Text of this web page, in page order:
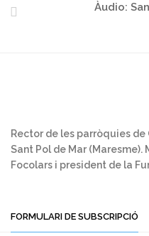
Àudio:
Rector de les parròquies
Sant Pol de Mar
Focolars i president de la
FORMULARI DE SUBSCRIPCIÓ